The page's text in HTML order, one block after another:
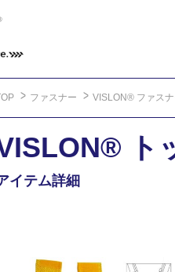
ファスナー VISLON® ファスナ
ト
イテム詳細